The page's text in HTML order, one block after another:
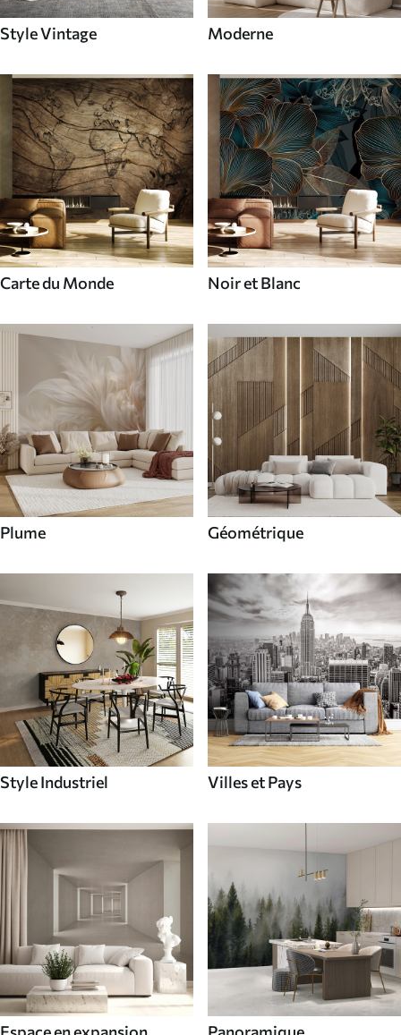
Style Vintage Moderne
Carte du Monde Noir et Blanc
Plume Géométrique
Style Industriel Villes et Pays